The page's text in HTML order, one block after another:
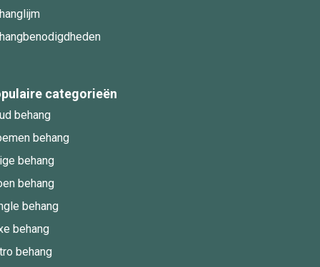
categorieën
behang
behang
behang
behang
behang
behang
behang